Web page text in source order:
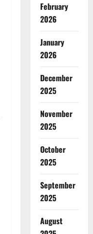
February
2026
January
2026
December
2025
November
2025
October
2025
September
2025
August